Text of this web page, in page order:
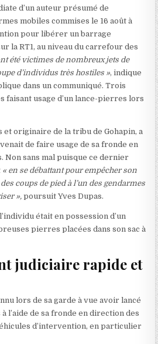
d’un auteur présumé de
mobiles commises le 16 août à
pour libérer un barrage
la RT1, au niveau du carrefour des
été victimes de nombreux jets de
d’individus très hostiles », indique
dans un communiqué. Trois
faisant usage d’un lance-pierres lors
et originaire de la tribu de Gohapin, a
de faire usage de sa fronde en
Non sans mal puisque ce dernier
« en se débattant pour empêcher son
coups de pied à l’un des gendarmes
»,poursuit Yves Dupas.
était en possession d’un
pierres placées dans son sac à
judiciaire rapide et
lors de sa garde à vue avoir lancé
l’aide de sa fronde en direction des
d’intervention, en particulier